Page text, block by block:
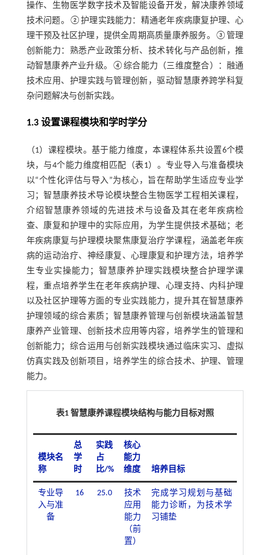
操作、生物医学数字技术及智能设备开发，解决康养领域
技术问题。②护理实践能力：精通老年疾病康复护理、心
理干预及社区护理，提供全周期高质量康养服务。③管理
创新能力：熟悉产业政策分析、技术转化与产品创新，推
动智慧康养产业升级。④综合能力（三维度整合）：融通
技术应用、护理实践与管理创新，驱动智慧康养跨学科复
杂问题解决与创新实践。
1.3 设置课程模块和学时学分
（1）课程模块。基于能力维度，本课程体系共设置6个模
块，与4个能力维度相匹配（表1）。专业导入与准备模块
以“个性化评估与导入”为核心，旨在帮助学生适应专业学
习；智慧康养技术导论模块整合生物医学工程相关课程，
介绍智慧康养领域的先进技术与设备及其在老年疾病检
查、康复和护理中的实际应用，为学生提供技术基础；老
年疾病康复与护理模块聚焦康复治疗学课程，涵盖老年疾
病的运动治疗、神经康复、心理康复和护理方法，培养学
生专业实操能力；智慧康养护理实践模块整合护理学课
程，重点培养学生在老年疾病护理、心理支持、内科护理
以及社区护理等方面的专业实践能力，提升其在智慧康养
护理领域的综合素质；智慧康养管理与创新模块涵盖智慧
康养产业管理、创新技术应用等内容，培养学生的管理和
创新能力；综合运用与创新实践模块通过临床实习、虚拟
仿真实践及创新项目，培养学生的综合技术、护理、管理
能力。
表1 智慧康养课程模块结构与能力目标对照
模块名
称
总
学
时
实践
占
比/%
核心
能力
维度
培养目标
专业导
入与准
备
16 25.0
技术
应用
能力
（前
置）
完成学习规划与基础
能力诊断，为技术学
习铺垫